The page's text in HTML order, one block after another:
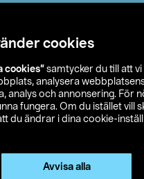
cookies
cookies” samtycker du till att
analysera
analys och annonsering.
fungera. Om du istället vill
du ändrar i dina cookie-
Avvisa alla